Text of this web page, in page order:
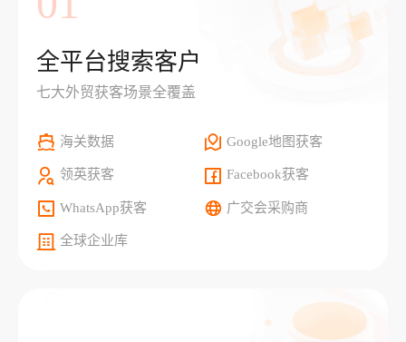
全平台搜索客户
七大外贸获客场景全覆盖
海关数据 Google地图获客
领英获客 Facebook获客
WhatsApp获客 广交会采购商
全球企业库